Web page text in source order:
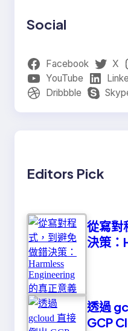
Social
Facebook X
YouTube
Dribbble
Editors Pick
從寫對
決策
透過
GCP